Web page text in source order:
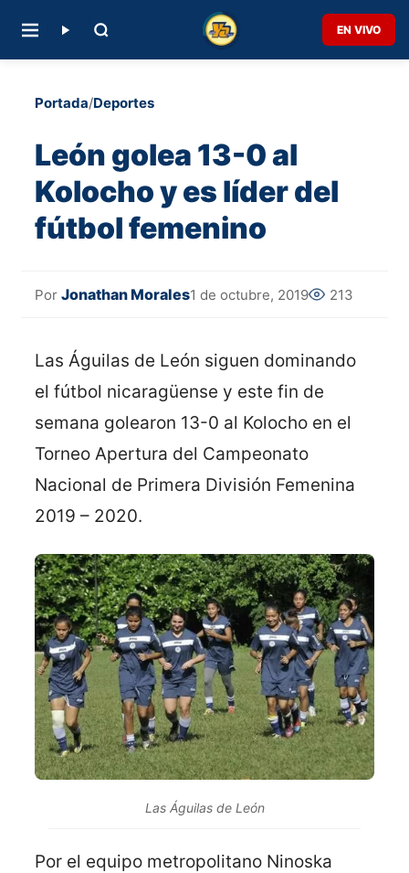
EN VIVO
Portada/Deportes
León golea 13-0 al
Kolocho y es líder del
fútbol femenino
Por Jonathan Morales1 de octubre, 2019 213
Las Águilas de León siguen dominando
el fútbol nicaragüense y este fin de
semana golearon 13-0 al Kolocho en el
Torneo Apertura del Campeonato
Nacional de Primera División Femenina
2019 – 2020.
Las Águilas de León
Por el equipo metropolitano Ninoska